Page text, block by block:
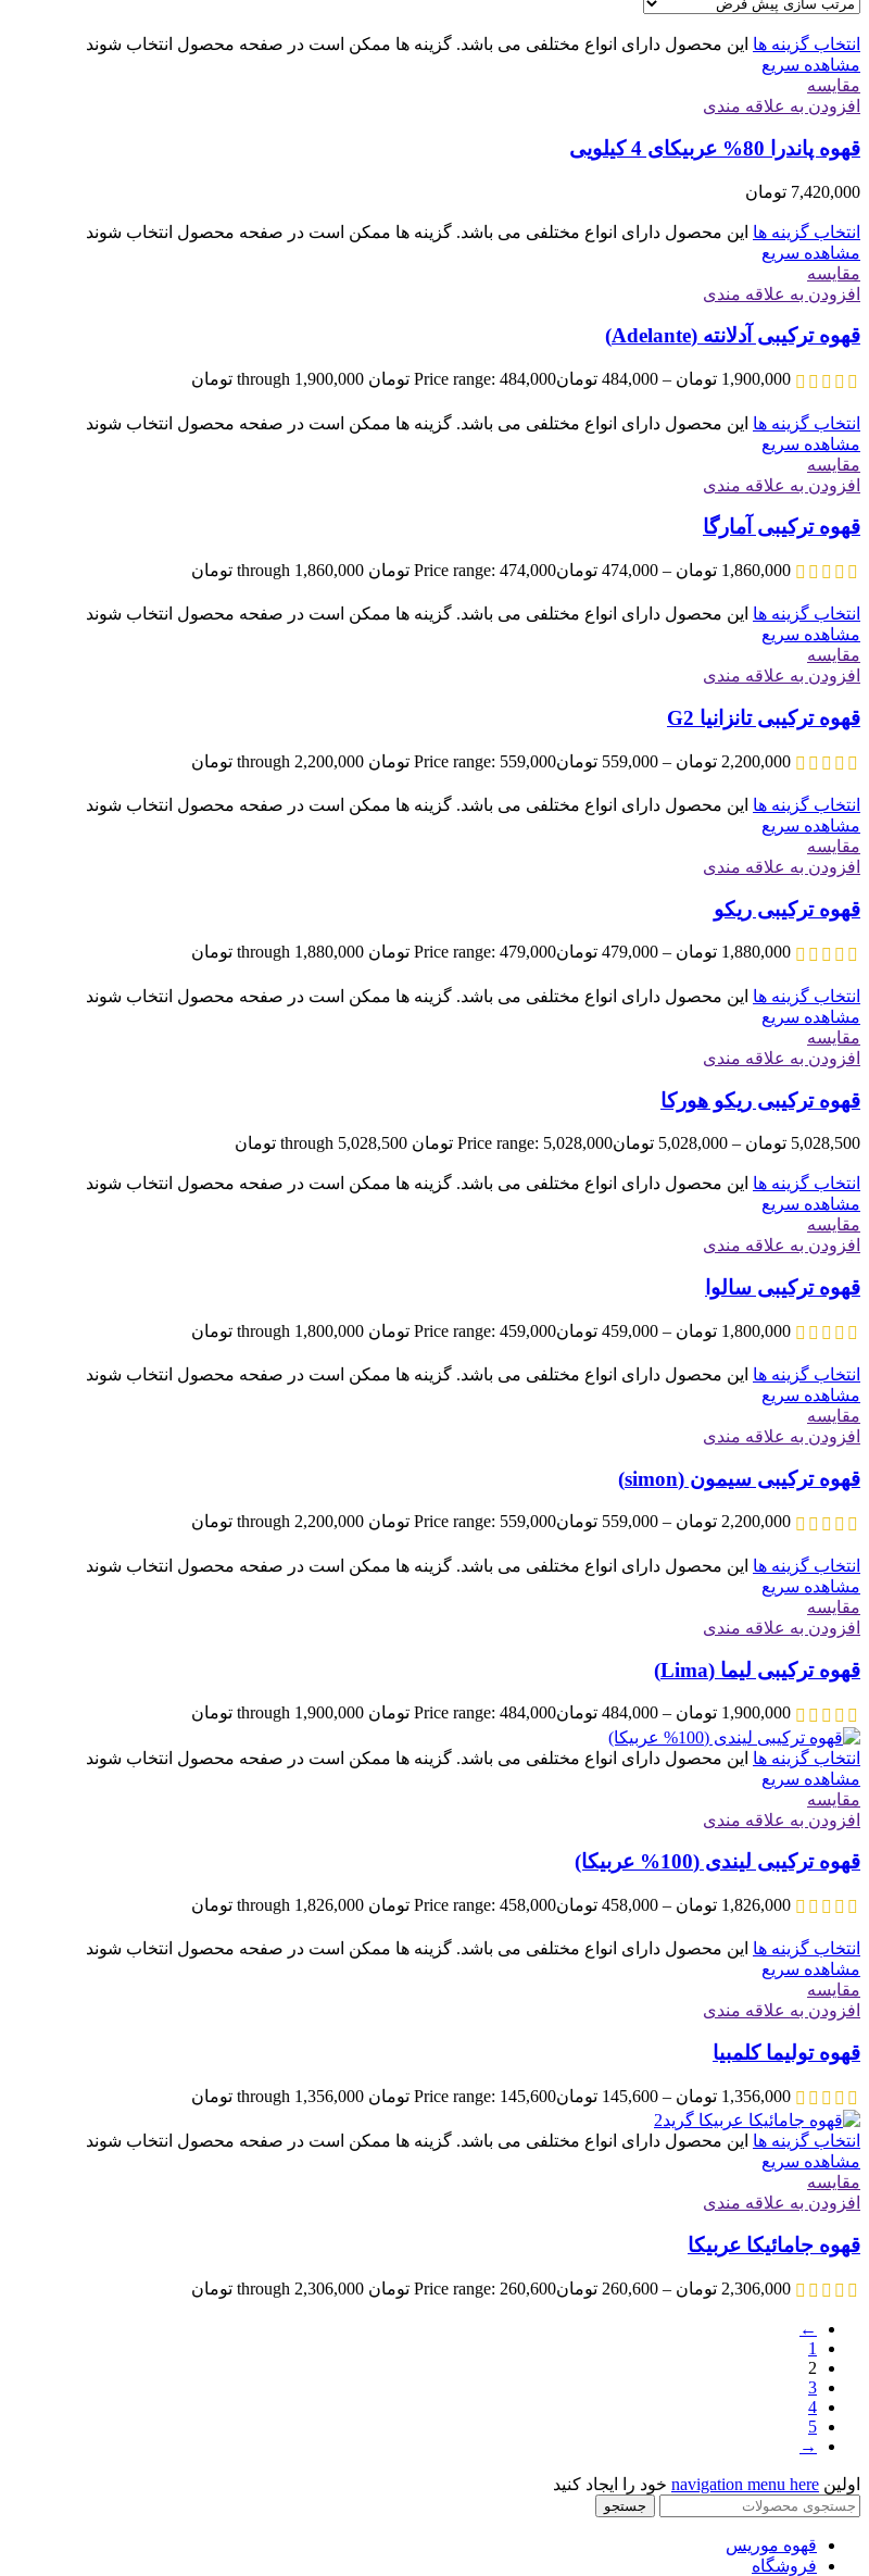
انتخاب گزینه ها این محصول دارای انواع مختلفی می باشد. گزینه ها ممکن است در صفحه محصول انتخاب شوند
مشاهده سریع
مقایسه
افزودن به علاقه مندی
قهوه پاندرا 80% عربیکای 4 کیلویی
7,420,000 تومان
انتخاب گزینه ها این محصول دارای انواع مختلفی می باشد. گزینه ها ممکن است در صفحه محصول انتخاب شوند
مشاهده سریع
مقایسه
افزودن به علاقه مندی
قهوه ترکیبی آدلانته (Adelante)
1,900,000 تومان –
484,000 تومانPrice range: 484,000 تومان through 1,900,000 تومان
انتخاب گزینه ها این محصول دارای انواع مختلفی می باشد. گزینه ها ممکن است در صفحه محصول انتخاب شوند
مشاهده سریع
مقایسه
افزودن به علاقه مندی
قهوه ترکیبی آمارگا
1,860,000 تومان –
474,000 تومانPrice range: 474,000 تومان through 1,860,000 تومان
انتخاب گزینه ها این محصول دارای انواع مختلفی می باشد. گزینه ها ممکن است در صفحه محصول انتخاب شوند
مشاهده سریع
مقایسه
افزودن به علاقه مندی
قهوه ترکیبی تانزانیا G2
2,200,000 تومان –
559,000 تومانPrice range: 559,000 تومان through 2,200,000 تومان
انتخاب گزینه ها این محصول دارای انواع مختلفی می باشد. گزینه ها ممکن است در صفحه محصول انتخاب شوند
مشاهده سریع
مقایسه
افزودن به علاقه مندی
قهوه ترکیبی ریکو
1,880,000 تومان –
479,000 تومانPrice range: 479,000 تومان through 1,880,000 تومان
انتخاب گزینه ها این محصول دارای انواع مختلفی می باشد. گزینه ها ممکن است در صفحه محصول انتخاب شوند
مشاهده سریع
مقایسه
افزودن به علاقه مندی
قهوه ترکیبی ریکو هورکا
5,028,500 تومان –
5,028,000 تومانPrice range: 5,028,000 تومان through 5,028,500 تومان
انتخاب گزینه ها این محصول دارای انواع مختلفی می باشد. گزینه ها ممکن است در صفحه محصول انتخاب شوند
مشاهده سریع
مقایسه
افزودن به علاقه مندی
قهوه ترکیبی سالوا
1,800,000 تومان –
459,000 تومانPrice range: 459,000 تومان through 1,800,000 تومان
انتخاب گزینه ها این محصول دارای انواع مختلفی می باشد. گزینه ها ممکن است در صفحه محصول انتخاب شوند
مشاهده سریع
مقایسه
افزودن به علاقه مندی
قهوه ترکیبی سیمون (simon)
2,200,000 تومان –
559,000 تومانPrice range: 559,000 تومان through 2,200,000 تومان
انتخاب گزینه ها این محصول دارای انواع مختلفی می باشد. گزینه ها ممکن است در صفحه محصول انتخاب شوند
مشاهده سریع
مقایسه
افزودن به علاقه مندی
قهوه ترکیبی لیما (Lima)
1,900,000 تومان –
484,000 تومانPrice range: 484,000 تومان through 1,900,000 تومان
انتخاب گزینه ها این محصول دارای انواع مختلفی می باشد. گزینه ها ممکن است در صفحه محصول انتخاب شوند
مشاهده سریع
مقایسه
افزودن به علاقه مندی
قهوه ترکیبی لیندی (100% عربیکا)
1,826,000 تومان –
458,000 تومانPrice range: 458,000 تومان through 1,826,000 تومان
انتخاب گزینه ها این محصول دارای انواع مختلفی می باشد. گزینه ها ممکن است در صفحه محصول انتخاب شوند
مشاهده سریع
مقایسه
افزودن به علاقه مندی
قهوه تولیما کلمبیا
1,356,000 تومان –
145,600 تومانPrice range: 145,600 تومان through 1,356,000 تومان
انتخاب گزینه ها این محصول دارای انواع مختلفی می باشد. گزینه ها ممکن است در صفحه محصول انتخاب شوند
مشاهده سریع
مقایسه
افزودن به علاقه مندی
قهوه جامائیکا عربیکا
2,306,000 تومان –
260,600 تومانPrice range: 260,600 تومان through 2,306,000 تومان
←
1
2
3
4
5
→
اولین navigation menu here خود را ایجاد کنید
جستجو
قهوه موریس
فروشگاه